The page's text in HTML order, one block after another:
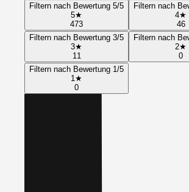
Filtern nach Bewertung 5/5
5★
473
Filtern nach
4★
46
Filtern nach Bewertung 3/5
3★
11
Filtern nach
2★
0
Filtern nach Bewertung 1/5
1★
0